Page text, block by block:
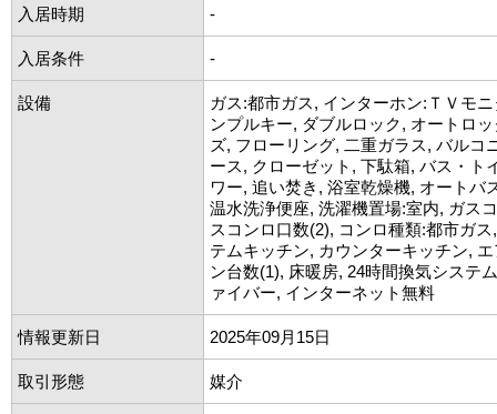
入居時期 -
入居条件 -
設備
ガス:都市ガス, インターホン:ＴＶモ
ンプルキー, ダブルロック, オートロ
ズ, フローリング, 二重ガラス, バルコ
ース, クローゼット, 下駄箱, バス・ト
ワー, 追い焚き, 浴室乾燥機, オートバ
温水洗浄便座, 洗濯機置場:室内, ガス
スコンロ口数(2), コンロ種類:都市ガ
テムキッチン, カウンターキッチン,
ン台数(1), 床暖房, 24時間換気システ
ァイバー, インターネット無料
情報更新日 2025年09月15日
取引形態 媒介